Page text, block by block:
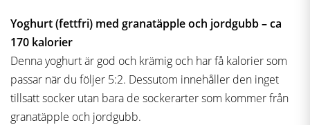
Yoghurt (fettfri) med granatäpple och jordgubb – ca
170 kalorier
Denna yoghurt är god och krämig och har få kalorier som
passar när du följer 5:2. Dessutom innehåller den inget
tillsatt socker utan bara de sockerarter som kommer från
granatäpple och jordgubb.